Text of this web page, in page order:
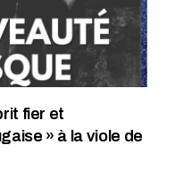
fier et
» à la viole de